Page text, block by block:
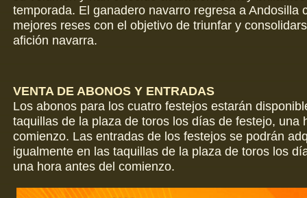
temporada. El ganadero navarro regresa a Andosilla
mejores reses con el objetivo de triunfar y
afición navarra.
VENTA DE ABONOS Y ENTRADAS
Los abonos para los cuatro festejos estarán
taquillas de la plaza de toros los días de festejo, una
comienzo. Las entradas de los festejos se podrán
igualmente en las taquillas de la plaza de toros los
una hora antes del comienzo.